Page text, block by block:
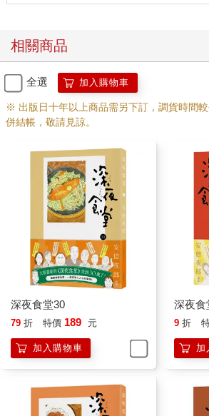
相關商品
全選 加入購物車
※ 出版日十年以上商品需另下訂，調貨時間
併結帳，敬請見諒。
深夜食堂30
79 折 特價 189 元
加入購物車
深夜食
9 折
加